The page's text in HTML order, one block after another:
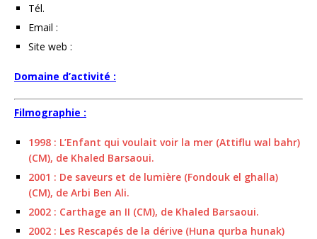
Tél.
Email :
Site web :
Domaine d’activité :
Filmographie :
1998 : L’Enfant qui voulait voir la mer (Attiflu wal bahr)
(CM), de Khaled Barsaoui.
2001 : De saveurs et de lumière (Fondouk el ghalla)
(CM), de Arbi Ben Ali.
2002 : Carthage an II (CM), de Khaled Barsaoui.
2002 : Les Rescapés de la dérive (Huna qurba hunak)